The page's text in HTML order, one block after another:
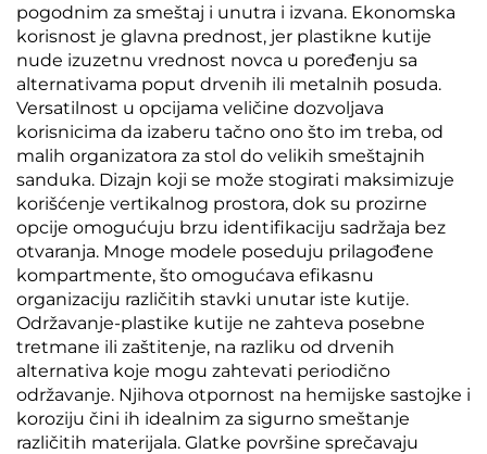
pogodnim za smeštaj i unutra i izvana. Ekonomska
korisnost je glavna prednost, jer plastikne kutije
nude izuzetnu vrednost novca u poređenju sa
alternativama poput drvenih ili metalnih posuda.
Versatilnost u opcijama veličine dozvoljava
korisnicima da izaberu tačno ono što im treba, od
malih organizatora za stol do velikih smeštajnih
sanduka. Dizajn koji se može stogirati maksimizuje
korišćenje vertikalnog prostora, dok su prozirne
opcije omogućuju brzu identifikaciju sadržaja bez
otvaranja. Mnoge modele poseduju prilagođene
kompartmente, što omogućava efikasnu
organizaciju različitih stavki unutar iste kutije.
Održavanje-plastike kutije ne zahteva posebne
tretmane ili zaštitenje, na razliku od drvenih
alternativa koje mogu zahtevati periodično
održavanje. Njihova otpornost na hemijske sastojke i
koroziju čini ih idealnim za sigurno smeštanje
različitih materijala. Glatke površine sprečavaju